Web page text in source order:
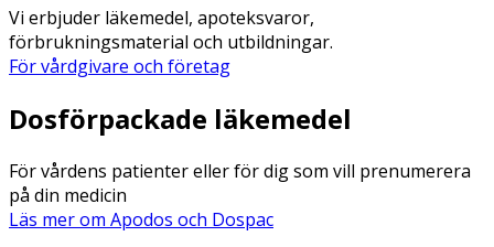
Vi erbjuder läkemedel, apoteksvaror,
förbrukningsmaterial och utbildningar.
För vårdgivare och företag
Dosförpackade läkemedel
För vårdens patienter eller för dig som vill prenumerera
på din medicin
Läs mer om Apodos och Dospac